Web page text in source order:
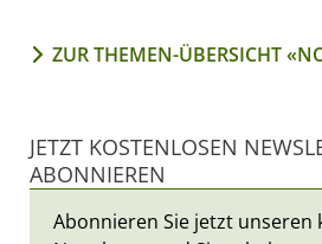
ZUR THEMEN-ÜBERSICHT
JETZT KOSTENLOSEN
ABONNIEREN
Abonnieren Sie jetzt unseren